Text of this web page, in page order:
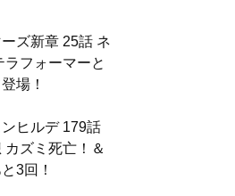
ズ新章 25話 ネ
ラフォーマーと
場！
ヒルデ 179話
カズミ死亡！＆
3回！